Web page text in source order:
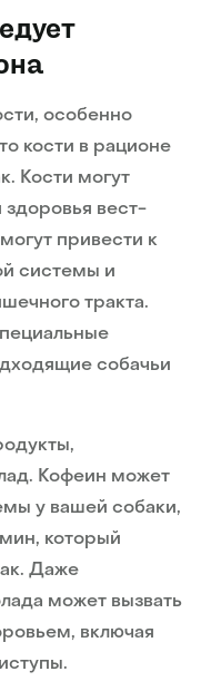
особенно
кости в рационе
Кости могут
здоровья вест-
привести к
системы и
тракта.
собачьи
Кофеин может
у вашей собаки,
который
Даже
может вызвать
включая